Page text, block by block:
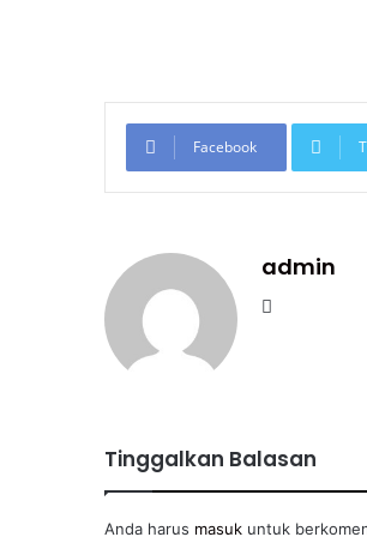
Facebook
admin
Tinggalkan Balasan
Anda harus masuk untuk